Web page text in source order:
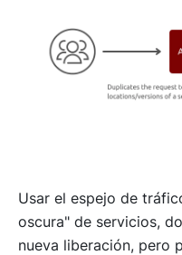
Usar el espejo de
oscura" de servicios,
nueva liberación, pero